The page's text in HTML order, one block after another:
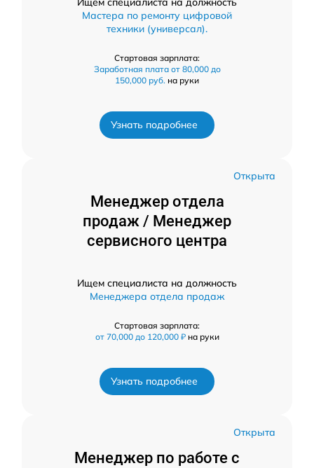
Мастера по ремонту цифровой
техники (универсал).
Стартовая зарплата:
Заработная плата от 80,000 до
150,000 руб. на руки
Узнать подробнее
Открыта
Менеджер отдела
продаж / Менеджер
сервисного центра
Ищем специалиста на должность
Менеджера отдела продаж
Стартовая зарплата:
от 70,000 до 120,000 ₽ на руки
Узнать подробнее
Открыта
Менеджер по работе с